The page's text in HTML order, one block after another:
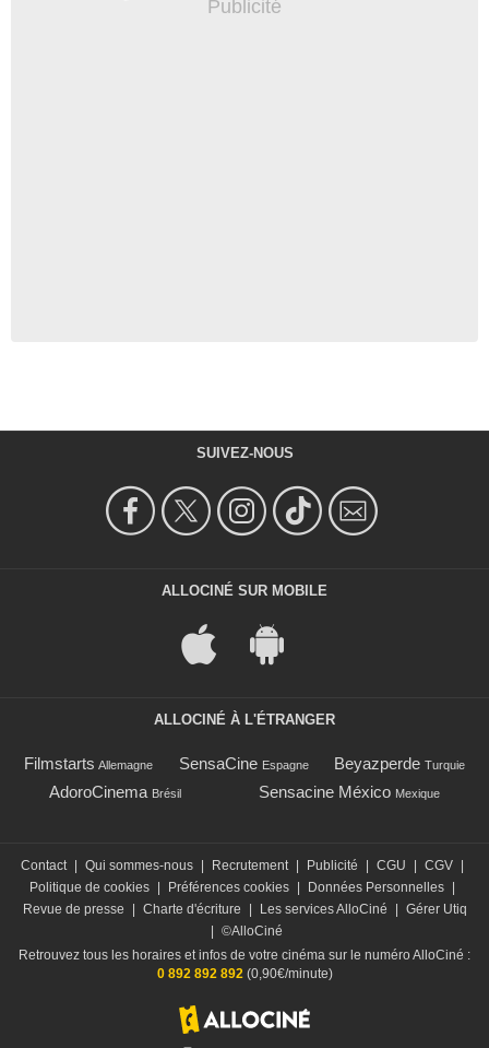
SUIVEZ-NOUS
ALLOCINÉ SUR MOBILE
ALLOCINÉ À L'ÉTRANGER
Filmstarts Allemagne SensaCine Espagne Beyazperde Turquie
AdoroCinema Brésil Sensacine México Mexique
Contact Qui sommes-nous Recrutement Publicité CGU CGV
Politique de cookies
Préférences cookies Données Personnelles
Revue de presse
Charte d'écriture Les services AlloCiné
Gérer Utiq
©AlloCiné
Retrouvez tous les horaires et infos de votre cinéma sur le numéro AlloCiné :
0 892 892 892(0,90€/minute)